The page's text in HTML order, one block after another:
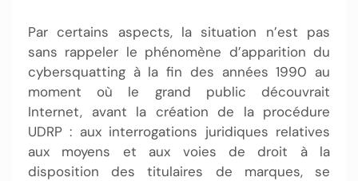
Par certains aspects, la situation n’est pas
sans rappeler le phénomène d’apparition du
cybersquatting à la fin des années 1990 au
moment où le grand public découvrait
Internet, avant la création de la procédure
UDRP : aux interrogations juridiques relatives
aux moyens et aux voies de droit à la
disposition des titulaires de marques, se